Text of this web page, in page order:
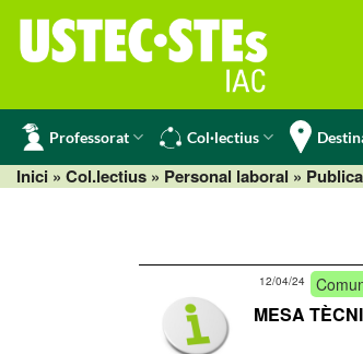
content
Professorat Col·lectius
Inici » Col.lectius » Personal laboral »
12/04/24
MESA